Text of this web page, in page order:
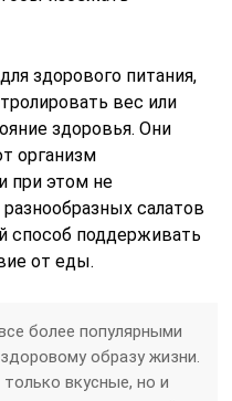
здорового питания,
вес или
здоровья. Они
организм
при этом не
салатов
способ поддерживать
от еды.
более популярными
образу жизни.
вкусные, но и